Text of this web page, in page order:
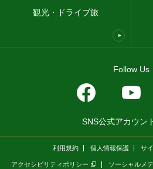
観光・ドライブ旅
Follow Us
SNS公式アカウン
利用規約 個人情報保護 サ
アクセシビリティポリシー ソーシャルメ